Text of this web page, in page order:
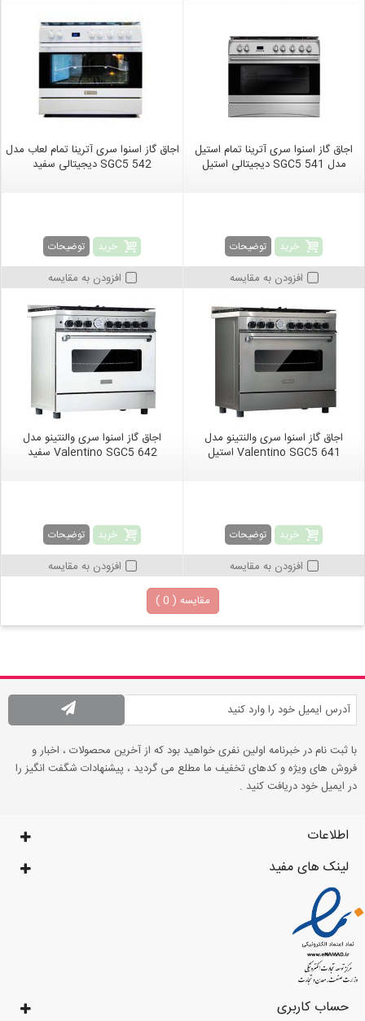
اجاق گاز اسنوا سری آترینا تمام استیل
مدل SGC5 541 دیجیتالی استیل
خرید توضیحات
افزودن به مقایسه
اجاق گاز اسنوا سری آترینا تمام لعاب مدل
SGC5 542 دیجیتالی سفید
خرید توضیحات
افزودن به مقایسه
اجاق گاز اسنوا سری والنتینو مدل
Valentino SGC5 641 استیل
خرید توضیحات
افزودن به مقایسه
اجاق گاز اسنوا سری والنتینو مدل
Valentino SGC5 642 سفید
خرید توضیحات
افزودن به مقایسه
مقایسه ( 0
)
با ثبت نام در خبرنامه اولین نفری خواهید بود که از آخرین محصولات ، اخبار و
فروش های ویژه و کدهای تخفیف ما مطلع می گردید ، پیشنهادات شگفت انگیز را
در ایمیل خود دریافت کنید .
اطلاعات
لینک های مفید
حساب کاربری